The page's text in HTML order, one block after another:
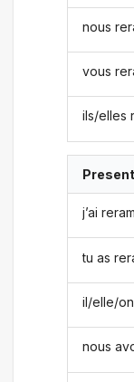
nous
vous
ils/elles
j’ai
tu as
il/elle/
nous